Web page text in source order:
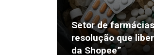
Setor de
resolução que
da Shopee”